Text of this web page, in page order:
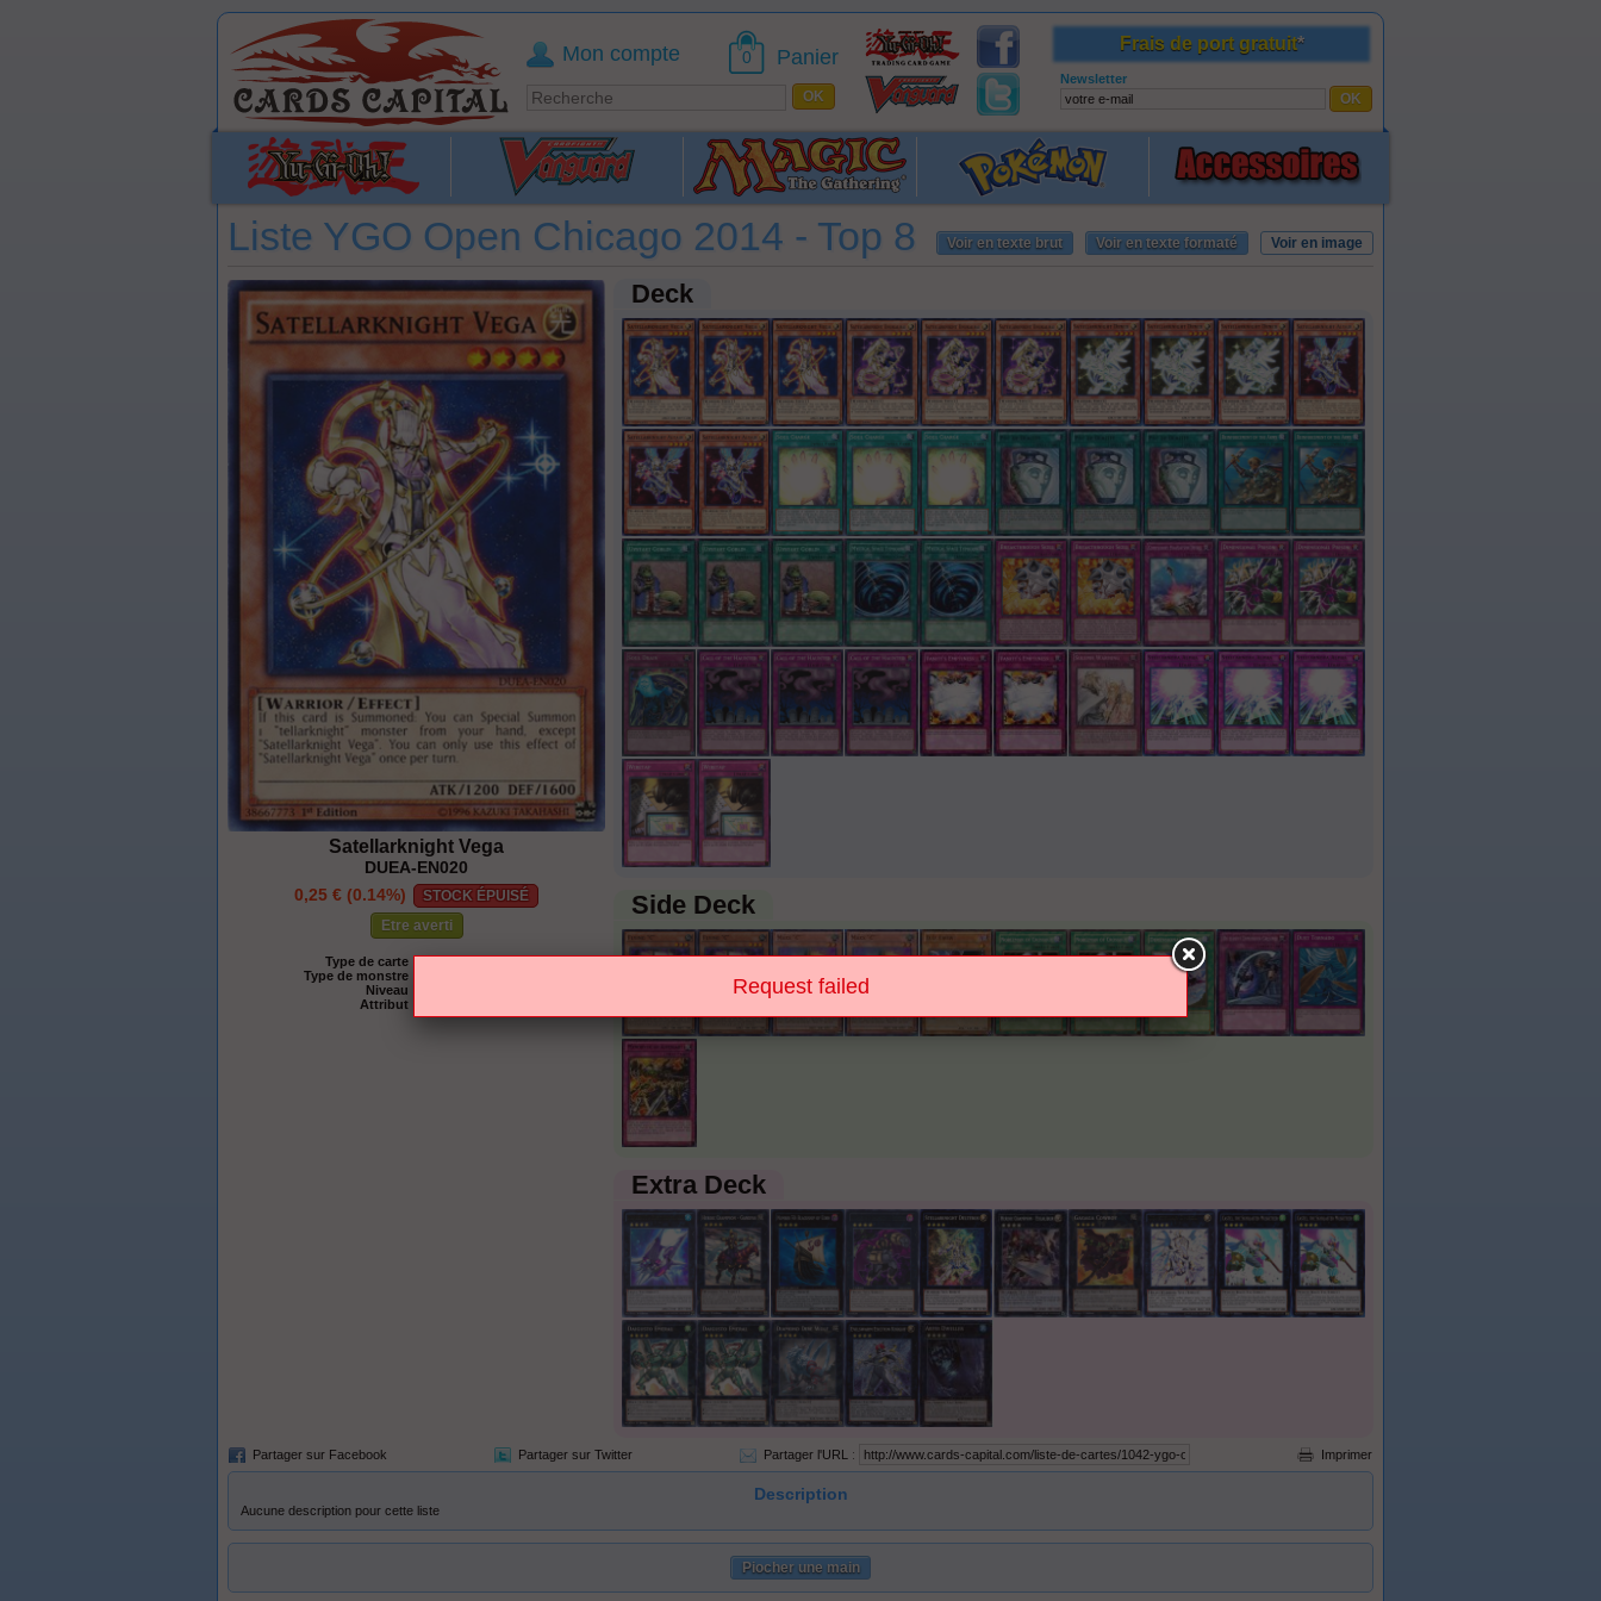
Liste YGO Open Chicago 2014 - Top 8 Voir en texte brut Voir en texte formaté Voir en image
Satellarknight Vega
DUEA-EN020
0,25 € (0.14%)
STOCK ÉPUISÉ
Etre averti
Type de carte : Monstre Effet
Type de monstre :
Niveau :
Attribut :
Deck
Side Deck
Extra Deck
Partager sur Facebook Partager sur Twitter Partager l'URL : Imprimer
Description
Aucune description pour cette liste
Piocher une main
Frais de port gratuit*
Newsletter
Mon compte 0 Panier
Request failed